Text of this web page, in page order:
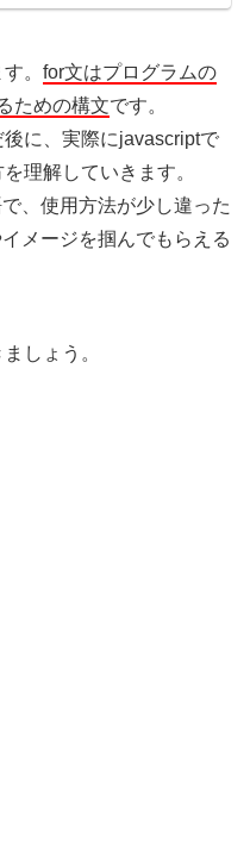
。 for文はプログラムの
ための構文です。
に、実際にjavascriptで
理解していきます。
、使用方法が少し違った
メージを掴んでもらえる
しょう。